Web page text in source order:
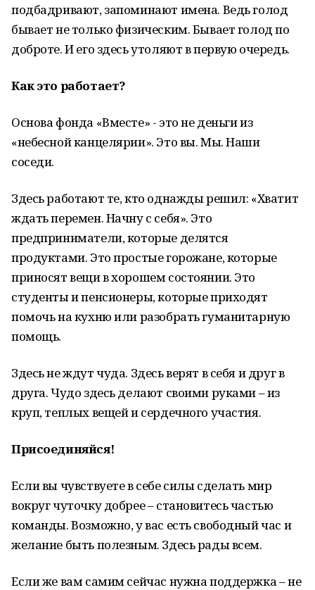
подбадривают, запоминают имена. Ведь голод
бывает не только физическим. Бывает голод по
доброте. И его здесь утоляют в первую очередь.
Как это работает?
Основа фонда «Вместе» - это не деньги из
«небесной канцелярии». Это вы. Мы. Наши
соседи.
Здесь работают те, кто однажды решил: «Хватит
ждать перемен. Начну с себя». Это
предприниматели, которые делятся
продуктами. Это простые горожане, которые
приносят вещи в хорошем состоянии. Это
студенты и пенсионеры, которые приходят
помочь на кухню или разобрать гуманитарную
помощь.
Здесь не ждут чуда. Здесь верят в себя и друг в
друга. Чудо здесь делают своими руками – из
круп, теплых вещей и сердечного участия.
Присоединяйся!
Если вы чувствуете в себе силы сделать мир
вокруг чуточку добрее – становитесь частью
команды. Возможно, у вас есть свободный час и
желание быть полезным. Здесь рады всем.
Если же вам самим сейчас нужна поддержка – не